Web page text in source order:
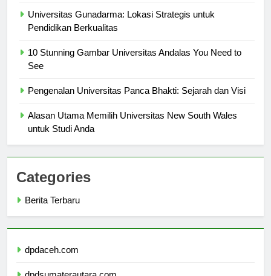
Universitas Gunadarma: Lokasi Strategis untuk
10 Stunning Gambar Universitas Andalas You Need to
Alasan Utama Memilih Universitas New South Wales
Categories